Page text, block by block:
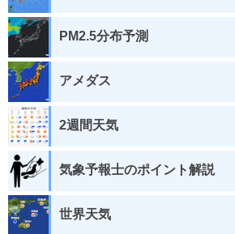
PM2.5分布予測
アメダス
2週間天気
気象予報士のポイント解説
世界天気